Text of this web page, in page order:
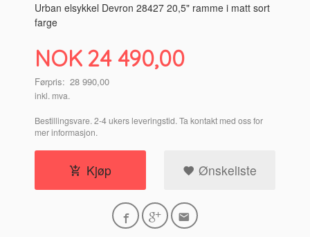
Urban elsykkel Devron 28427 20,5" ramme i matt sort
farge
Tilbud
NOK 24 490,00
Førpris: 28 990,00
inkl. mva.
Bestillingsvare. 2-4 ukers leveringstid. Ta kontakt med oss for
mer informasjon.
Kjøp Ønskeliste